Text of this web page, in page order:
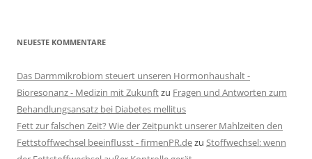
NEUESTE KOMMENTARE
Das Darmmikrobiom steuert unseren Hormonhaushalt -
Bioresonanz - Medizin mit Zukunftzu Fragen und Antworten zum
Behandlungsansatz bei Diabetes mellitus
Fett zur falschen Zeit? Wie der Zeitpunkt unserer Mahlzeiten den
Fettstoffwechsel beeinflusst - firmenPR.dezu Stoffwechsel: wenn